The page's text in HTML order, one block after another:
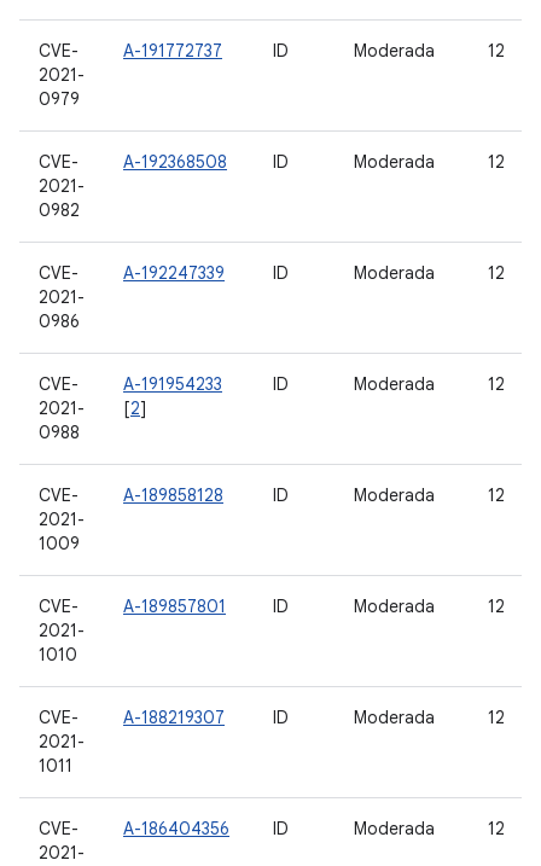
CVE-
2021-
0979
A-191772737 ID Moderada 12
CVE-
2021-
0982
A-192368508 ID Moderada 12
CVE-
2021-
0986
A-192247339 ID Moderada 12
CVE-
2021-
0988
A-191954233
[2]
ID Moderada 12
CVE-
2021-
1009
A-189858128 ID Moderada 12
CVE-
2021-
1010
A-189857801 ID Moderada 12
CVE-
2021-
1011
A-188219307 ID Moderada 12
CVE-
2021-
A-186404356 ID Moderada 12